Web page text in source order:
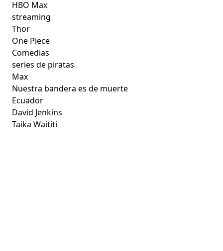
HBO Max
streaming
Thor
One Piece
Comedias
series de piratas
Max
Nuestra bandera es de muerte
Ecuador
David Jenkins
Taika Waititi